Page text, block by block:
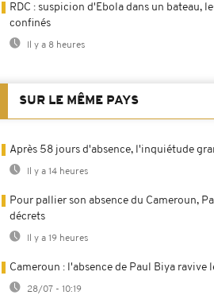
RDC : suspicion d'Ebola dans un bateau,
confinés
Il y a 8 heures
SUR LE MÊME PAYS
Après 58 jours d'absence, l'inquiétude
Il y a 14 heures
Pour pallier son absence du Cameroun,
décrets
Il y a 19 heures
Cameroun : l'absence de Paul Biya ravive
28/07 - 10:19